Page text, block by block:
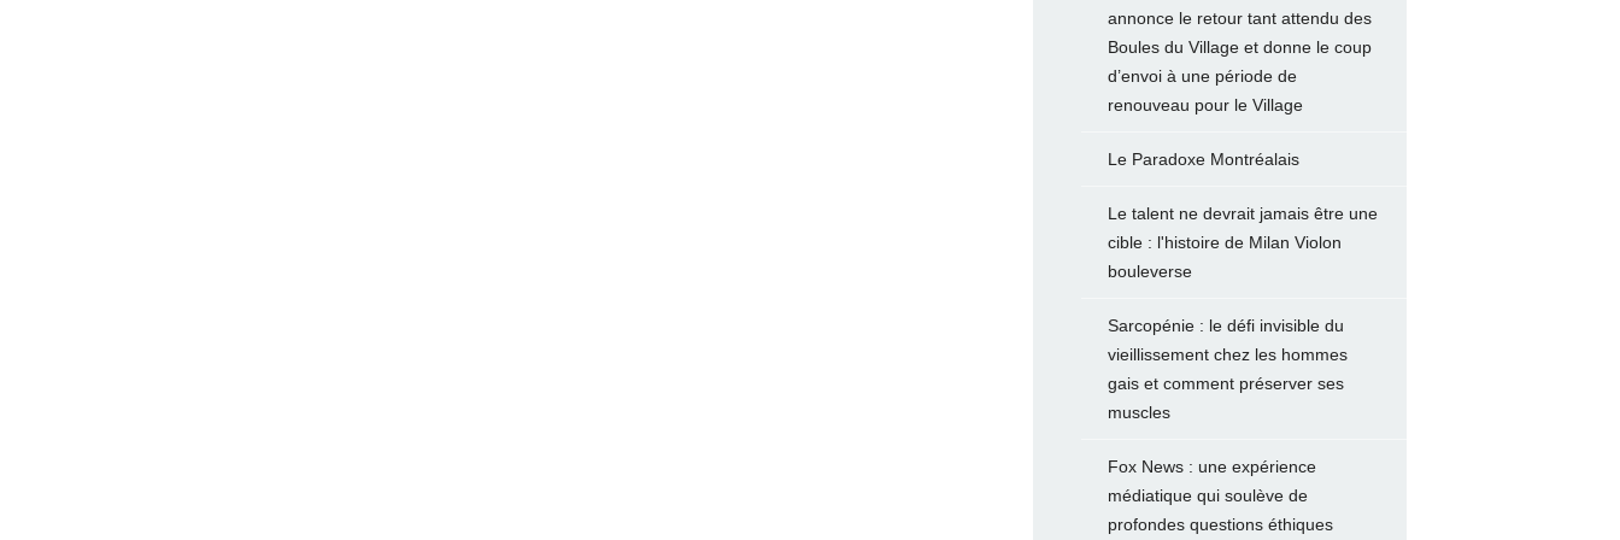
annonce le retour tant attendu des
Boules du Village et donne le coup
d’envoi à une période de
renouveau pour le Village
Le Paradoxe Montréalais
Le talent ne devrait jamais être une
cible : l'histoire de Milan Violon
bouleverse
Sarcopénie : le défi invisible du
vieillissement chez les hommes
gais et comment préserver ses
muscles
Fox News : une expérience
médiatique qui soulève de
profondes questions éthiques